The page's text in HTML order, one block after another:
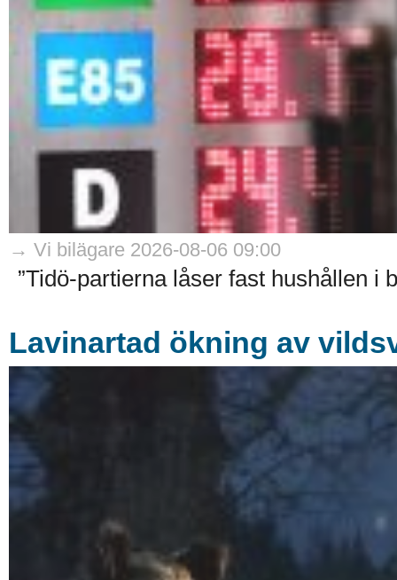
→ Vi bilägare 2026-08-06 09:00
”Tidö-partierna låser fast hushållen i
Lavinartad ökning av